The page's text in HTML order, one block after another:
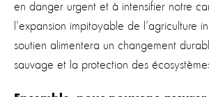
en danger urgent et à intensifier notre
l’expansion impitoyable de l’agriculture
soutien alimentera un changement
sauvage et la protection des